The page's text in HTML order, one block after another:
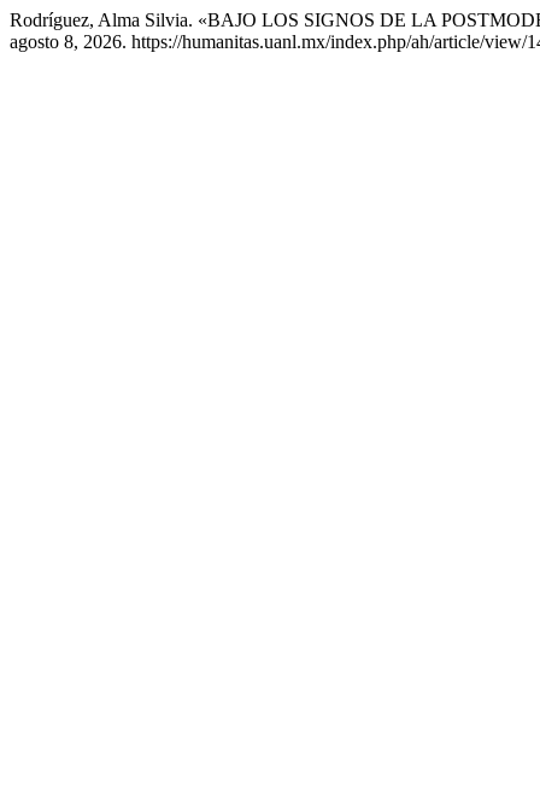
Rodríguez, Alma Silvia. «BAJO LOS SIGNOS DE LA
agosto 8, 2026. https://humanitas.uanl.mx/index.php/ah/article/view/